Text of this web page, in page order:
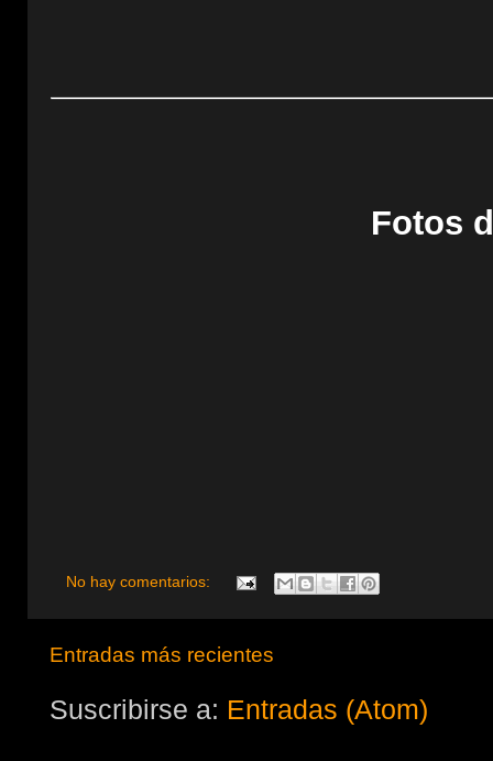
Fotos
No hay comentarios:
Entradas más recientes
Suscribirse a: Entradas (Atom)